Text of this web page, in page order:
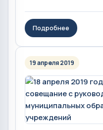
Подробнее
19 апреля 2019